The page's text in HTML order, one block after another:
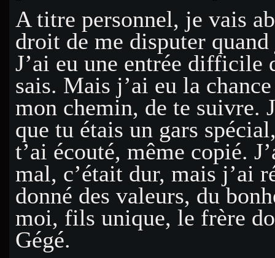
A titre personnel, je vais
droit de me disputer
J’ai eu une entrée difficile
sais. Mais j’ai eu la
mon chemin, de te suivre.
que tu étais un gars
t’ai écouté, même copié.
mal, c’était dur, mais j’ai
donné des valeurs, du
moi, fils unique, le frère
Gégé.